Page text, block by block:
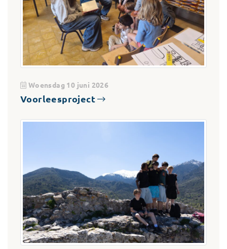
Woensdag 10 juni 2026
Voorleesproject